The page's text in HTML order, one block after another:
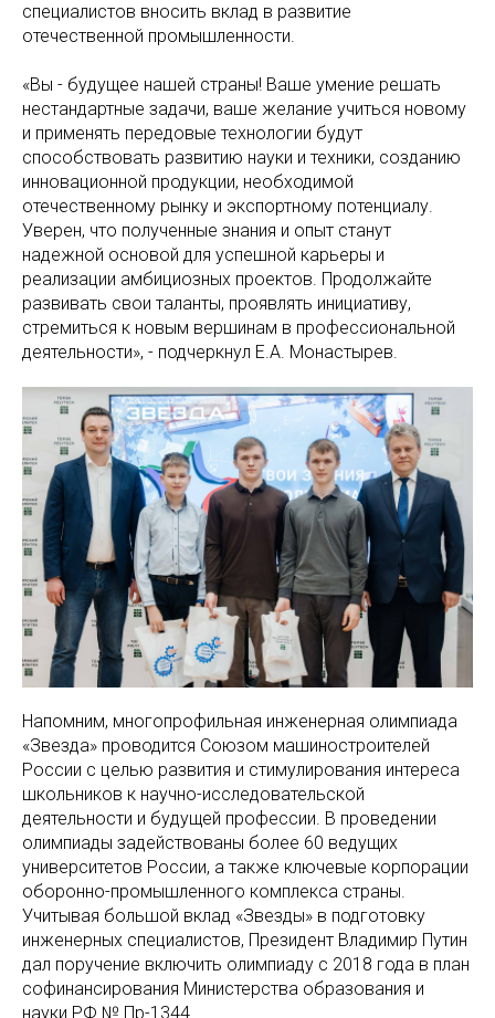
специалистов вносить вклад в развитие
отечественной промышленности.
«Вы - будущее нашей страны! Ваше умение решать
нестандартные задачи, ваше желание учиться новому
и применять передовые технологии будут
способствовать развитию науки и техники, созданию
инновационной продукции, необходимой
отечественному рынку и экспортному потенциалу.
Уверен, что полученные знания и опыт станут
надежной основой для успешной карьеры и
реализации амбициозных проектов. Продолжайте
развивать свои таланты, проявлять инициативу,
стремиться к новым вершинам в профессиональной
деятельности», - подчеркнул Е.А. Монастырев.
Напомним, многопрофильная инженерная олимпиада
«Звезда» проводится Союзом машиностроителей
России с целью развития и стимулирования интереса
школьников к научно-исследовательской
деятельности и будущей профессии. В проведении
олимпиады задействованы более 60 ведущих
университетов России, а также ключевые корпорации
оборонно-промышленного комплекса страны.
Учитывая большой вклад «Звезды» в подготовку
инженерных специалистов, Президент Владимир Путин
дал поручение включить олимпиаду с 2018 года в план
софинансирования Министерства образования и
науки РФ № Пр-1344.